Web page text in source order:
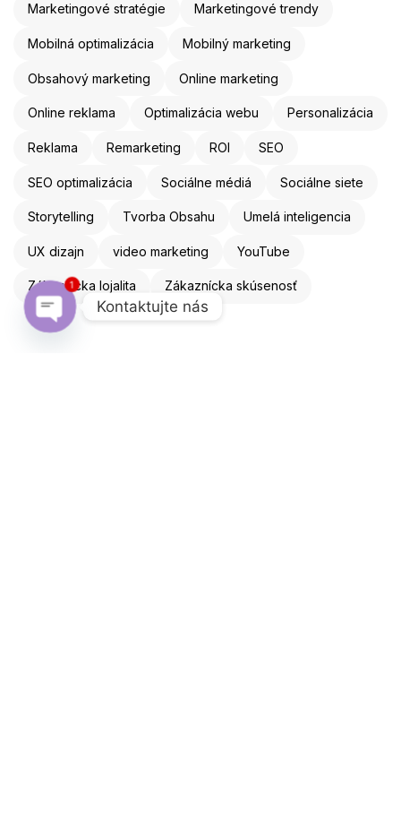
Marketingové stratégie Marketingové trendy
Mobilná optimalizácia Mobilný marketing
Obsahový marketing Online marketing
Online reklama Optimalizácia webu Personalizácia
Reklama Remarketing ROI SEO
SEO optimalizácia Sociálne médiá Sociálne siete
Storytelling Tvorba Obsahu Umelá inteligencia
UX dizajn video marketing YouTube
Zákaznícka lojalita Zákaznícka skúsenosť
Kontaktujte nás
1